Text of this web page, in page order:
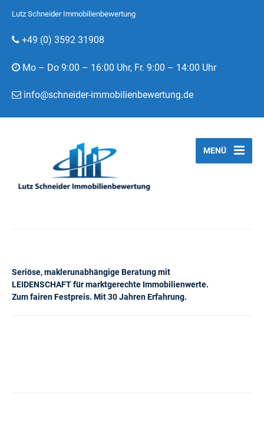
Lutz Schneider Immobilienbewertung
+49 (0) 3592 31908
Mo – Do 9:00 – 16:00 Uhr, Fr. 9:00 – 14:00 Uhr
info@schneider-immobilienbewertung.de
Seriöse, maklerunabhängige Beratung mit
LEIDENSCHAFT für marktgerechte Immobilienwerte.
Zum fairen Festpreis. Mit 30 Jahren Erfahrung.
MENÜ